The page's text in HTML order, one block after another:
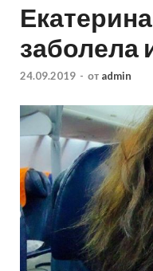
заболела
24.09.2019 - от admin